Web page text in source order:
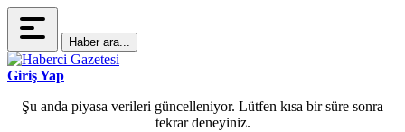
Haber ara...
Giriş Yap
Şu anda piyasa verileri güncelleniyor. Lütfen kısa bir süre sonra
tekrar deneyiniz.